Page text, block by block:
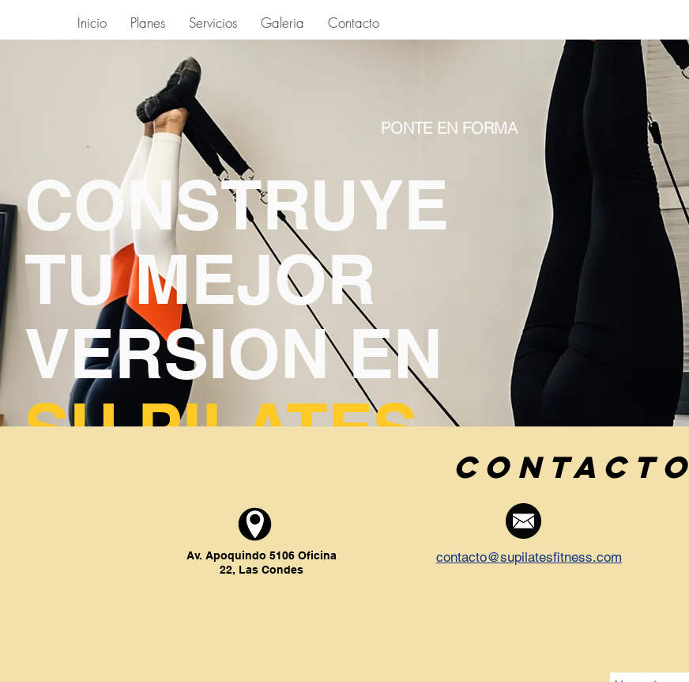
Inicio Planes Servicios Galeria Contacto
PONTE EN FORMA
CONSTRUYE
TU MEJOR
VERSION EN
SU PILATES
Contacto
Av. Apoquindo 5106 Oficina
22, Las Condes
contacto@supilatesfitness.com